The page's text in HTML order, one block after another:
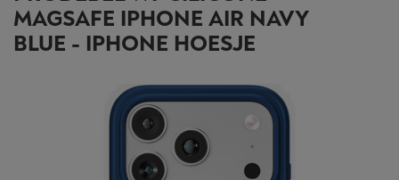
MAGSAFE IPHONE AIR NAVY
BLUE - IPHONE HOESJE